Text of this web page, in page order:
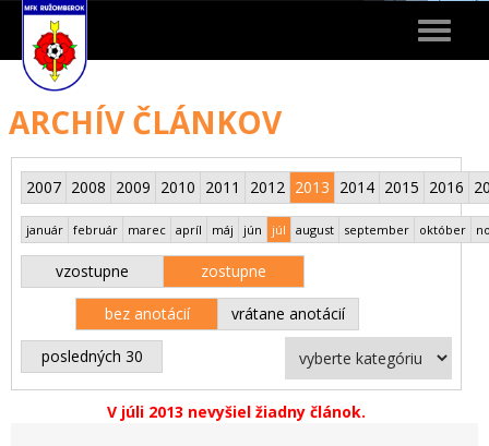
Toggle
ARCHÍV ČLÁNKOV
2007 2008 2009 2010 2011 2012 2013 2014 2015 2016
január február marec apríl máj jún júl august september október
vzostupne zostupne
bez anotácií vrátane anotácií
posledných 30
V júli 2013 nevyšiel žiadny článok.